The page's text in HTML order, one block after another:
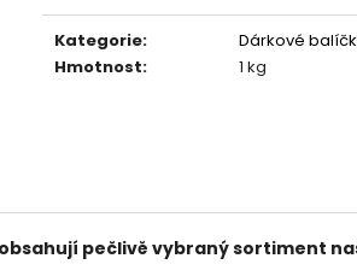
Kategorie:
Dárkové
Hmotnost: 1 kg
pečlivě vybraný sortiment